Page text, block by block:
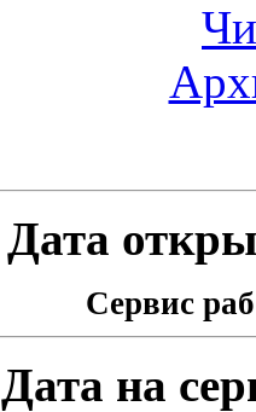
Дата
Сервис
Дата на